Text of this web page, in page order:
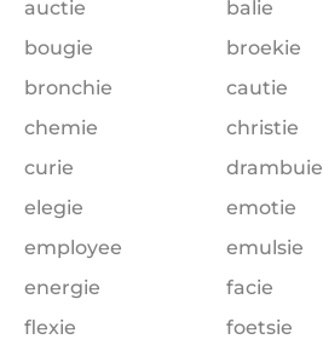
auctie
balie
bougie
broekie
bronchie
cautie
chemie
christie
curie
drambuie
elegie
emotie
employee
emulsie
energie
facie
flexie
foetsie